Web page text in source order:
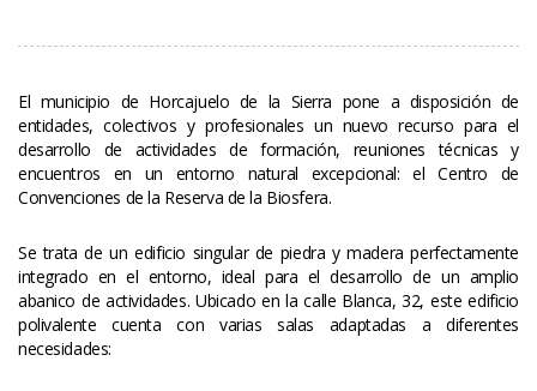
El municipio de Horcajuelo de la Sierra pone a disposición de
entidades, colectivos y profesionales un nuevo recurso para el
desarrollo de actividades de formación, reuniones técnicas y
encuentros en un entorno natural excepcional: el Centro de
Convenciones de la Reserva de la Biosfera.
Se trata de un edificio singular de piedra y madera perfectamente
integrado en el entorno, ideal para el desarrollo de un amplio
abanico de actividades. Ubicado en la calle Blanca, 32, este edificio
polivalente cuenta con varias salas adaptadas a diferentes
necesidades: